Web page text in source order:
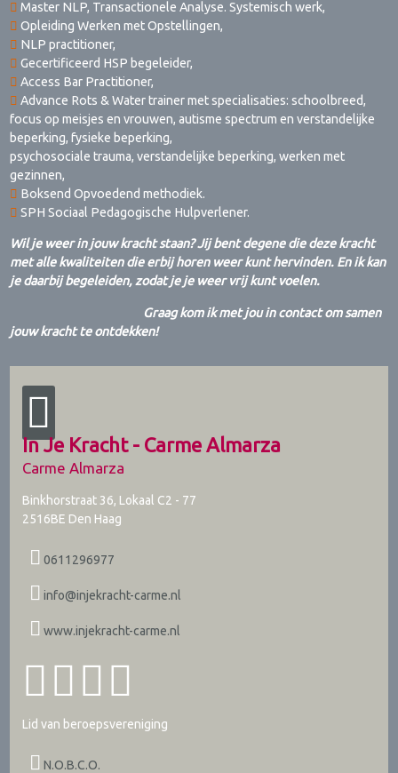
Master NLP, Transactionele Analyse. Systemisch werk,
Opleiding Werken met Opstellingen,
NLP practitioner,
Gecertificeerd HSP begeleider,
Access Bar Practitioner,
Advance Rots & Water trainer met specialisaties: schoolbreed,
focus op meisjes en vrouwen, autisme spectrum en verstandelijke
beperking, fysieke beperking,
psychosociale trauma, verstandelijke beperking, werken met
gezinnen,
Boksend Opvoedend methodiek.
SPH Sociaal Pedagogische Hulpverlener.
Wil je weer in jouw kracht staan? Jij bent degene die deze kracht
met alle kwaliteiten die erbij horen weer kunt hervinden. En ik kan
je daarbij begeleiden, zodat je je weer vrij kunt voelen.
Graag kom ik met jou in contact om samen
jouw kracht te ontdekken!
In Je Kracht - Carme Almarza
Carme Almarza
Binkhorstraat 36, Lokaal C2 - 77
2516BE Den Haag
0611296977
info@injekracht-carme.nl
www.injekracht-carme.nl
Lid van beroepsvereniging
N.O.B.C.O.